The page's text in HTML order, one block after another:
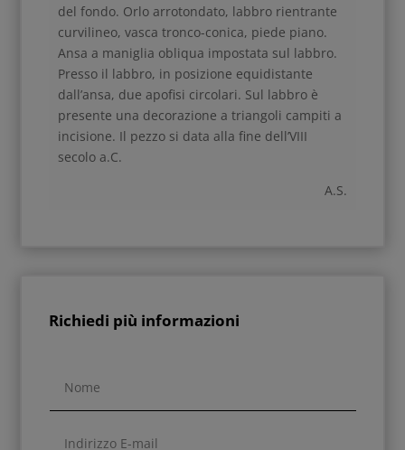
del fondo. Orlo arrotondato, labbro rientrante
curvilineo, vasca tronco-conica, piede piano.
Ansa a maniglia obliqua impostata sul labbro.
Presso il labbro, in posizione equidistante
dall’ansa, due apofisi circolari. Sul labbro è
presente una decorazione a triangoli campiti a
incisione. Il pezzo si data alla fine dell’VIII
secolo a.C.
A.S.
Richiedi più informazioni